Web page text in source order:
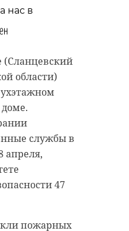
нас в
(Сланцевский
области)
службы в
апреля,
47
пожарных
природы
отметила
Комитета
47
Рамила
Агаева.